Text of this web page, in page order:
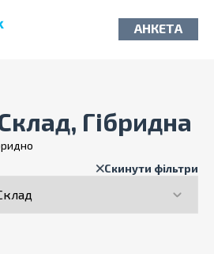
АНКЕТА
Гібридна
Скинути фільтри